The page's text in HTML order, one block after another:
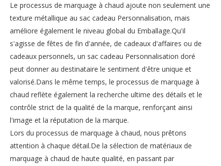
Le processus de marquage à chaud ajoute non seulement une
texture métallique au sac cadeau Personnalisation, mais
améliore également le niveau global du Emballage.Qu'il
s'agisse de fêtes de fin d'année, de cadeaux d'affaires ou de
cadeaux personnels, un sac cadeau Personnalisation doré
peut donner au destinataire le sentiment d'être unique et
valorisé.Dans le même temps, le processus de marquage à
chaud reflète également la recherche ultime des détails et le
contrôle strict de la qualité de la marque, renforçant ainsi
l'image et la réputation de la marque.
Lors du processus de marquage à chaud, nous prêtons
attention à chaque détail.De la sélection de matériaux de
marquage à chaud de haute qualité, en passant par